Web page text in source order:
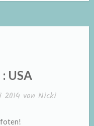
USA
von Nicki